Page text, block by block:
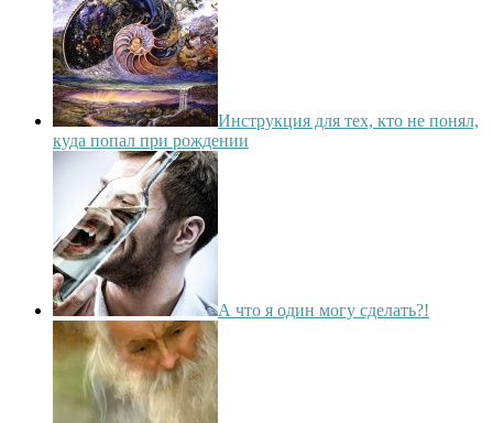
Инструкция для тех, кто не понял,
куда попал при рождении
А что я один могу сделать?!